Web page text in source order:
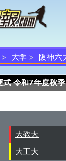
大学 阪神六
式 令和7年度秋
大教大
大工大